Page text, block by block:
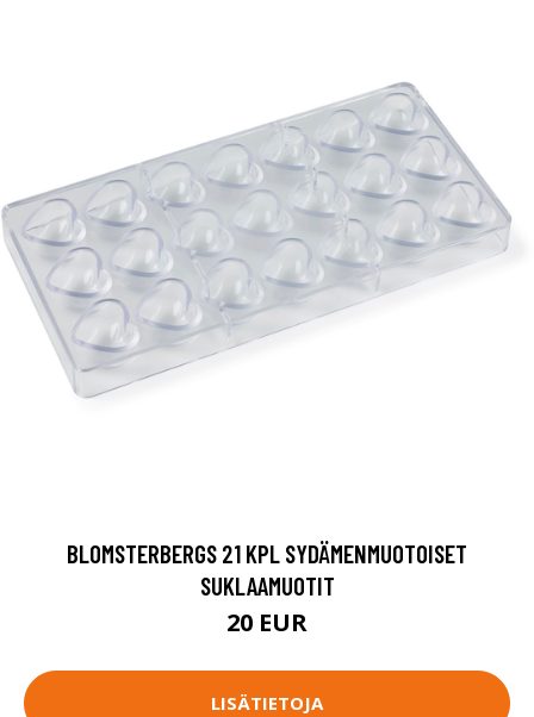
BLOMSTERBERGS 21 KPL SYDÄMENMUOTOISET
SUKLAAMUOTIT
20 EUR
LISÄTIETOJA